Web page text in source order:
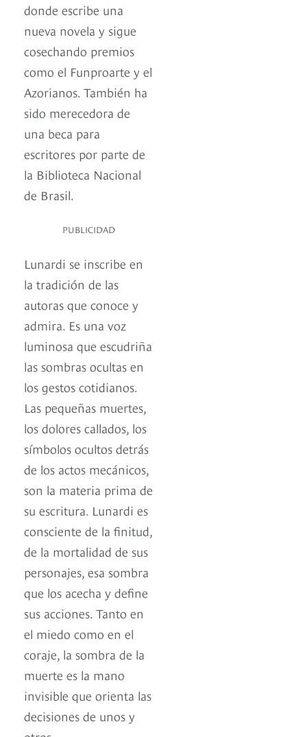
donde escribe una
nueva novela y sigue
cosechando premios
como el Funproarte y el
Azorianos. También ha
sido merecedora de
una beca para
escritores por parte de
la Biblioteca Nacional
de Brasil.
PUBLICIDAD
Lunardi se inscribe en
la tradición de las
autoras que conoce y
admira. Es una voz
luminosa que escudriña
las sombras ocultas en
los gestos cotidianos.
Las pequeñas muertes,
los dolores callados, los
símbolos ocultos detrás
de los actos mecánicos,
son la materia prima de
su escritura. Lunardi es
consciente de la finitud,
de la mortalidad de sus
personajes, esa sombra
que los acecha y define
sus acciones. Tanto en
el miedo como en el
coraje, la sombra de la
muerte es la mano
invisible que orienta las
decisiones de unos y